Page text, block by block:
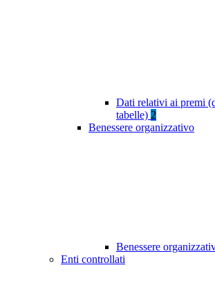
Dati relativi ai premi
tabelle) 2
Benessere organizzativo
Benessere
Enti controllati